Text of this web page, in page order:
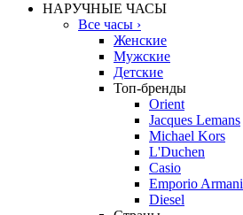
НАРУЧНЫЕ ЧАСЫ
Все часы ›
Женские
Мужские
Детские
Топ-бренды
Orient
Jacques Lemans
Michael Kors
L'Duchen
Casio
Emporio Armani
Diesel